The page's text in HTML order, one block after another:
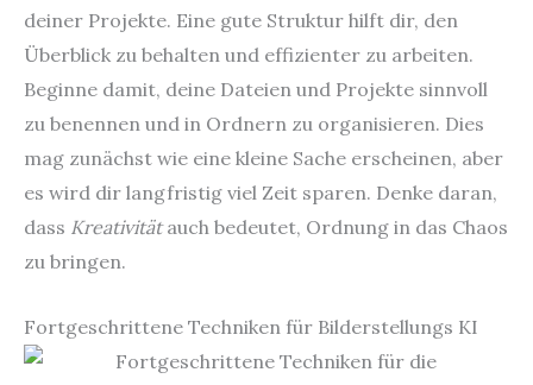
deiner Projekte. Eine gute Struktur hilft dir, den
Überblick zu behalten und effizienter zu arbeiten.
Beginne damit, deine Dateien und Projekte sinnvoll
zu benennen und in Ordnern zu organisieren. Dies
mag zunächst wie eine kleine Sache erscheinen, aber
es wird dir langfristig viel Zeit sparen. Denke daran,
dass Kreativitätauch bedeutet, Ordnung in das Chaos
zu bringen.
Fortgeschrittene Techniken für Bilderstellungs KI